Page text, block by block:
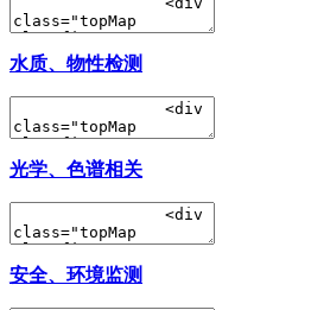
水质、物性检测
光学、色谱相关
安全、环境监测